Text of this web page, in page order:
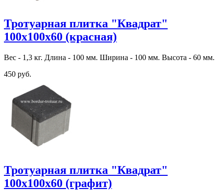
Тротуарная плитка "Квадрат"
100х100х60 (красная)
Вес - 1,3 кг. Длина - 100 мм. Ширина - 100 мм. Высота - 60 мм.
450 руб.
Тротуарная плитка "Квадрат"
100х100х60 (графит)